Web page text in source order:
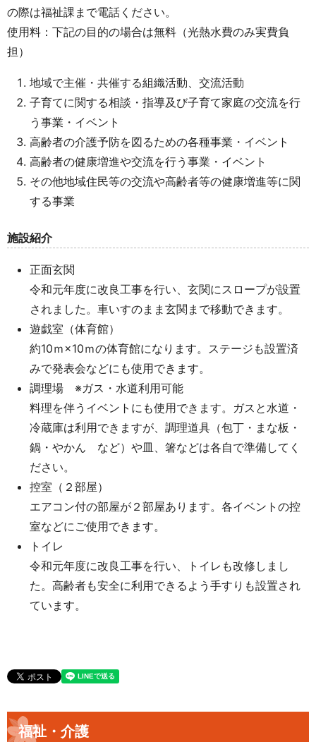
の際は福祉課まで電話ください。
使用料：下記の目的の場合は無料（光熱水費のみ実費負
担）
地域で主催・共催する組織活動、交流活動
子育てに関する相談・指導及び子育て家庭の交流を行
う事業・イベント
高齢者の介護予防を図るための各種事業・イベント
高齢者の健康増進や交流を行う事業・イベント
その他地域住民等の交流や高齢者等の健康増進等に関
する事業
施設紹介
正面玄関
令和元年度に改良工事を行い、玄関にスロープが設置
されました。車いすのまま玄関まで移動できます。
遊戯室（体育館）
約10ｍ×10ｍの体育館になります。ステージも設置済
みで発表会などにも使用できます。
調理場 ※ガス・水道利用可能
料理を伴うイベントにも使用できます。ガスと水道・
冷蔵庫は利用できますが、調理道具（包丁・まな板・
鍋・やかん など）や皿、箸などは各自で準備してく
ださい。
控室（２部屋）
エアコン付の部屋が２部屋あります。各イベントの控
室などにご使用できます。
トイレ
令和元年度に改良工事を行い、トイレも改修しまし
た。高齢者も安全に利用できるよう手すりも設置され
ています。
福祉・介護